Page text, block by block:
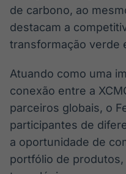
de carbono, ao
destacam a
transformação verde
Atuando como uma
conexão entre a
parceiros globais, o
participantes de
a oportunidade de
portfólio de produtos,